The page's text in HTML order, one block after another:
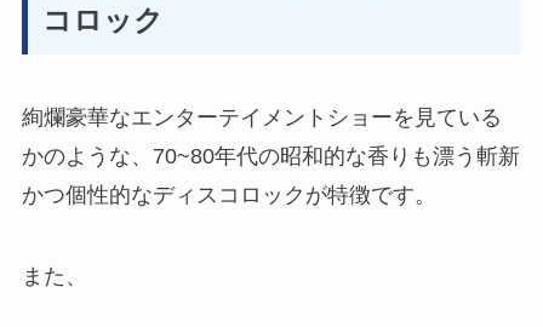
コロック
絢爛豪華なエンターテイメントショーを見ている
かのような、70~80年代の昭和的な香りも漂う 斬新
かつ個性的なディスコロック が特徴です。
また、